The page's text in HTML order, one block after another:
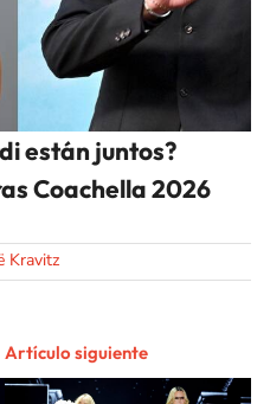
están juntos?
Coachella 2026
Kravitz
Artículo siguiente